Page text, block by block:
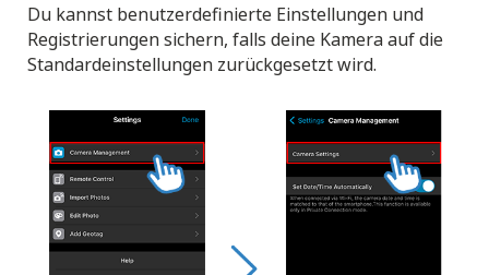
Du kannst benutzerdefinierte Einstellungen und
Registrierungen sichern, falls deine Kamera auf die
Standardeinstellungen zurückgesetzt wird.